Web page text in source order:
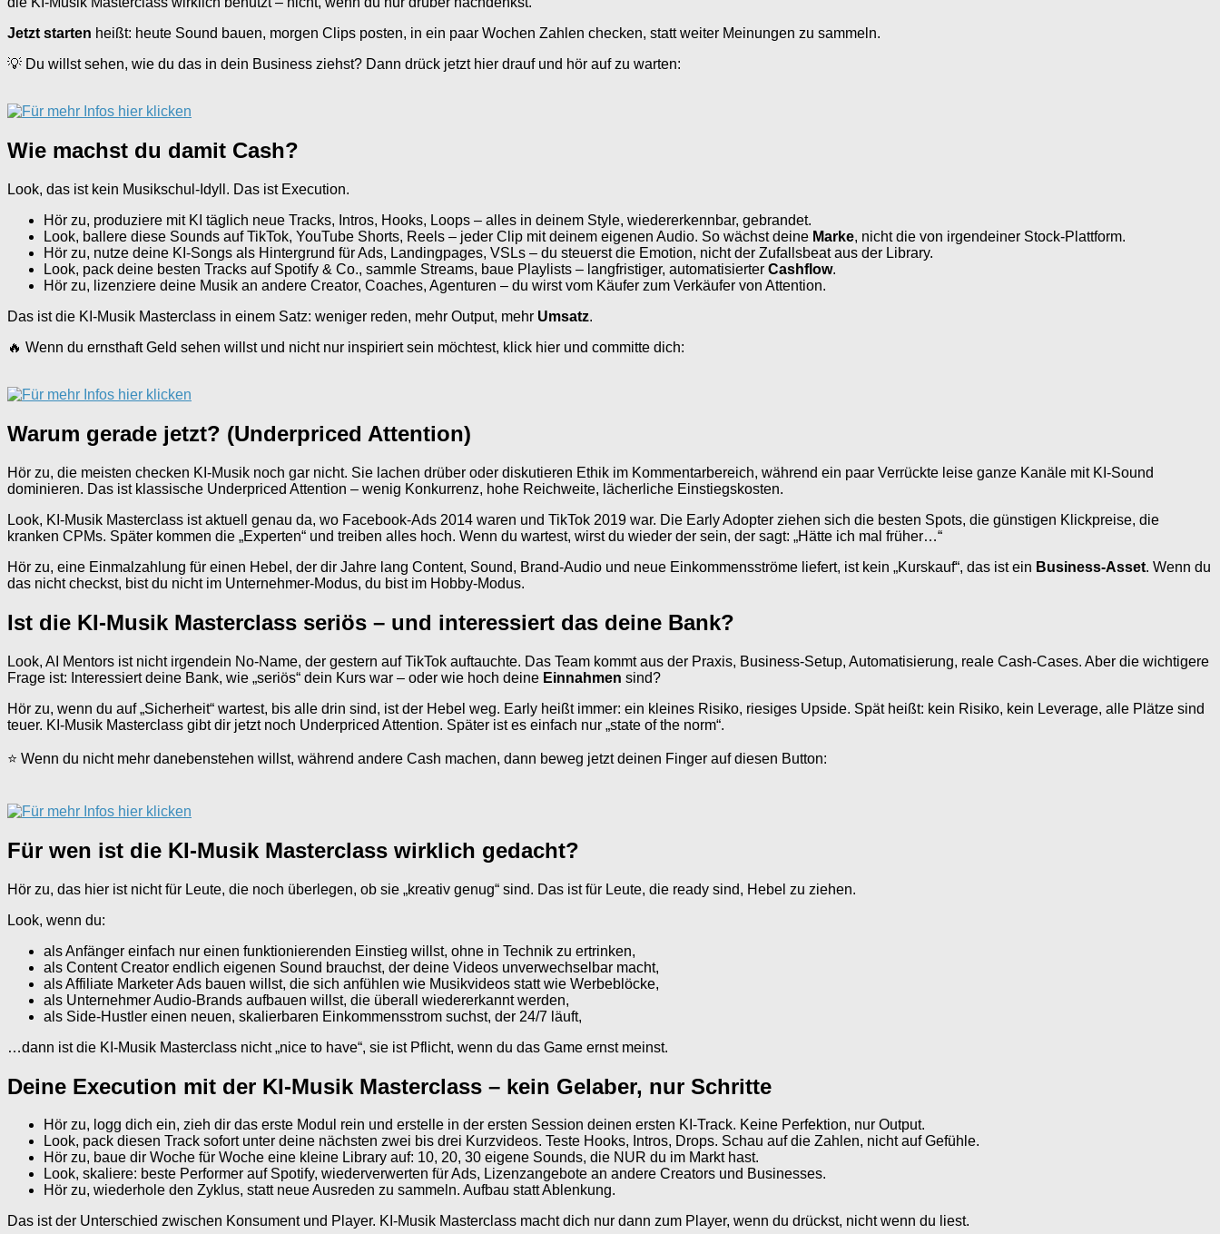
Jetzt starten heißt: heute Sound bauen, morgen Clips posten, in ein paar Wochen Zahlen checken, statt weiter Meinungen zu sammeln.
💡 Du willst sehen, wie du das in dein Business ziehst? Dann drück jetzt hier drauf und hör auf zu warten:
Wie machst du damit Cash?
Look, das ist kein Musikschul-Idyll. Das ist Execution.
Hör zu, produziere mit KI täglich neue Tracks, Intros, Hooks, Loops – alles in deinem Style, wiedererkennbar, gebrandet.
Look, ballere diese Sounds auf TikTok, YouTube Shorts, Reels – jeder Clip mit deinem eigenen Audio. So wächst deine Marke, nicht die von irgendeiner Stock-Plattform.
Hör zu, nutze deine KI-Songs als Hintergrund für Ads, Landingpages, VSLs – du steuerst die Emotion, nicht der Zufallsbeat aus der Library.
Look, pack deine besten Tracks auf Spotify & Co., sammle Streams, baue Playlists – langfristiger, automatisierter Cashflow.
Hör zu, lizenziere deine Musik an andere Creator, Coaches, Agenturen – du wirst vom Käufer zum Verkäufer von Attention.
Das ist die KI-Musik Masterclass in einem Satz: weniger reden, mehr Output, mehr Umsatz.
🔥 Wenn du ernsthaft Geld sehen willst und nicht nur inspiriert sein möchtest, klick hier und committe dich:
Warum gerade jetzt? (Underpriced Attention)
Hör zu, die meisten checken KI-Musik noch gar nicht. Sie lachen drüber oder diskutieren Ethik im Kommentarbereich, während ein paar Verrückte leise ganze Kanäle mit KI-Sound
dominieren. Das ist klassische Underpriced Attention – wenig Konkurrenz, hohe Reichweite, lächerliche Einstiegskosten.
Look, KI-Musik Masterclass ist aktuell genau da, wo Facebook-Ads 2014 waren und TikTok 2019 war. Die Early Adopter ziehen sich die besten Spots, die günstigen Klickpreise, die
kranken CPMs. Später kommen die „Experten“ und treiben alles hoch. Wenn du wartest, wirst du wieder der sein, der sagt: „Hätte ich mal früher…“
Hör zu, eine Einmalzahlung für einen Hebel, der dir Jahre lang Content, Sound, Brand-Audio und neue Einkommensströme liefert, ist kein „Kurskauf“, das ist ein Business-Asset. Wenn du
das nicht checkst, bist du nicht im Unternehmer-Modus, du bist im Hobby-Modus.
Ist die KI-Musik Masterclass seriös – und interessiert das deine Bank?
Look, AI Mentors ist nicht irgendein No-Name, der gestern auf TikTok auftauchte. Das Team kommt aus der Praxis, Business-Setup, Automatisierung, reale Cash-Cases. Aber die wichtigere
Frage ist: Interessiert deine Bank, wie „seriös“ dein Kurs war – oder wie hoch deine Einnahmen sind?
Hör zu, wenn du auf „Sicherheit“ wartest, bis alle drin sind, ist der Hebel weg. Early heißt immer: ein kleines Risiko, riesiges Upside. Spät heißt: kein Risiko, kein Leverage, alle Plätze sind
teuer. KI-Musik Masterclass gibt dir jetzt noch Underpriced Attention. Später ist es einfach nur „state of the norm“.
⭐ Wenn du nicht mehr danebenstehen willst, während andere Cash machen, dann beweg jetzt deinen Finger auf diesen Button:
Für wen ist die KI-Musik Masterclass wirklich gedacht?
Hör zu, das hier ist nicht für Leute, die noch überlegen, ob sie „kreativ genug“ sind. Das ist für Leute, die ready sind, Hebel zu ziehen.
Look, wenn du:
als Anfänger einfach nur einen funktionierenden Einstieg willst, ohne in Technik zu ertrinken,
als Content Creator endlich eigenen Sound brauchst, der deine Videos unverwechselbar macht,
als Affiliate Marketer Ads bauen willst, die sich anfühlen wie Musikvideos statt wie Werbeblöcke,
als Unternehmer Audio-Brands aufbauen willst, die überall wiedererkannt werden,
als Side-Hustler einen neuen, skalierbaren Einkommensstrom suchst, der 24/7 läuft,
…dann ist die KI-Musik Masterclass nicht „nice to have“, sie ist Pflicht, wenn du das Game ernst meinst.
Deine Execution mit der KI-Musik Masterclass – kein Gelaber, nur Schritte
Hör zu, logg dich ein, zieh dir das erste Modul rein und erstelle in der ersten Session deinen ersten KI-Track. Keine Perfektion, nur Output.
Look, pack diesen Track sofort unter deine nächsten zwei bis drei Kurzvideos. Teste Hooks, Intros, Drops. Schau auf die Zahlen, nicht auf Gefühle.
Hör zu, baue dir Woche für Woche eine kleine Library auf: 10, 20, 30 eigene Sounds, die NUR du im Markt hast.
Look, skaliere: beste Performer auf Spotify, wiederverwerten für Ads, Lizenzangebote an andere Creators und Businesses.
Hör zu, wiederhole den Zyklus, statt neue Ausreden zu sammeln. Aufbau statt Ablenkung.
Das ist der Unterschied zwischen Konsument und Player. KI-Musik Masterclass macht dich nur dann zum Player, wenn du drückst, nicht wenn du liest.